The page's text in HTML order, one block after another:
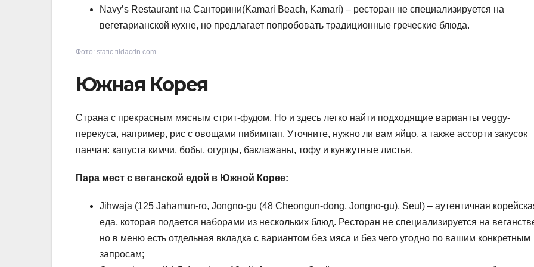
Navy’s Restaurant на Санторини(Kamari Beach, Kamari) – ресторан не специализируется на
вегетарианской кухне, но предлагает попробовать традиционные греческие блюда.
Фото: static.tildacdn.com
Южная Корея
Страна с прекрасным мясным стрит-фудом. Но и здесь легко найти подходящие варианты veggy-
перекуса, например, рис с овощами пибимпап. Уточните, нужно ли вам яйцо, а также ассорти закусок
панчан: капуста кимчи, бобы, огурцы, баклажаны, тофу и кунжутные листья.
Пара мест с веганской едой в Южной Корее:
Jihwaja (125 Jahamun-ro, Jongno-gu (48 Cheongun-dong, Jongno-gu), Seul) – аутентичная
еда, которая подается наборами из нескольких блюд. Ресторан не специализируется на
но в меню есть отдельная вкладка с вариантом без мяса и без чего угодно по вашим конкретным
запросам;